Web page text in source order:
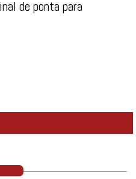
de ponta para